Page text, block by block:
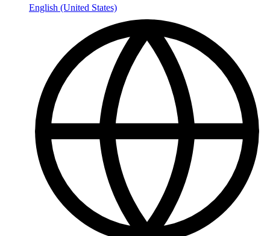
English (United States)